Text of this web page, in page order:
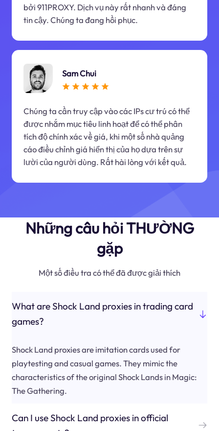
bởi 911PROXY. Dịch vụ này rất nhanh và đáng
tin cậy. Chúng ta đang hồi phục.
Sam Chui
Chúng ta cần truy cập vào các IPs cư trú có thể
được nhắm mục tiêu linh hoạt để có thể phân
tích độ chính xác về giá, khi một số nhà quảng
cáo điều chỉnh giá hiển thị của họ dựa trên sự
lười của người dùng. Rất hài lòng với kết quả.
Những câu hỏi THƯỜNG
gặp
Một số điều tra có thể đã được giải thích
What are Shock Land proxies in trading card
games?
Shock Land proxies are imitation cards used for
playtesting and casual games. They mimic the
characteristics of the original Shock Lands in Magic:
The Gathering.
Can I use Shock Land proxies in official